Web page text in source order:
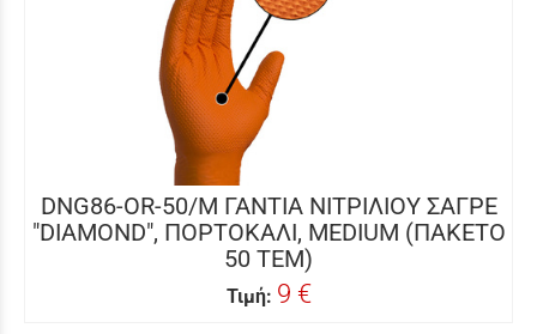
DNG86-OR-50/M ΓΑΝΤΙΑ ΝΙΤΡΙΛΙΟΥ ΣΑΓΡΕ
"DIAMOND", ΠΟΡΤΟΚΑΛΙ, MEDIUM (ΠΑΚΕΤΟ
50 ΤΕΜ)
Τιμή: 9 €